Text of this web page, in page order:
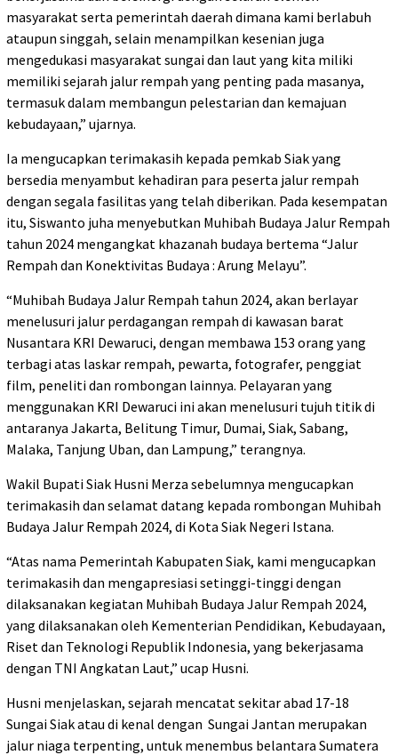
masyarakat serta pemerintah daerah dimana kami berlabuh
ataupun singgah, selain menampilkan kesenian juga
mengedukasi masyarakat sungai dan laut yang kita miliki
memiliki sejarah jalur rempah yang penting pada masanya,
termasuk dalam membangun pelestarian dan kemajuan
kebudayaan,” ujarnya.
Ia mengucapkan terimakasih kepada pemkab Siak yang
bersedia menyambut kehadiran para peserta jalur rempah
dengan segala fasilitas yang telah diberikan. Pada kesempatan
itu, Siswanto juha menyebutkan Muhibah Budaya Jalur Rempah
tahun 2024 mengangkat khazanah budaya bertema “Jalur
Rempah dan Konektivitas Budaya : Arung Melayu”.
“Muhibah Budaya Jalur Rempah tahun 2024, akan berlayar
menelusuri jalur perdagangan rempah di kawasan barat
Nusantara KRI Dewaruci, dengan membawa 153 orang yang
terbagi atas laskar rempah, pewarta, fotografer, penggiat
film, peneliti dan rombongan lainnya. Pelayaran yang
menggunakan KRI Dewaruci ini akan menelusuri tujuh titik di
antaranya Jakarta, Belitung Timur, Dumai, Siak, Sabang,
Malaka, Tanjung Uban, dan Lampung,” terangnya.
Wakil Bupati Siak Husni Merza sebelumnya mengucapkan
terimakasih dan selamat datang kepada rombongan Muhibah
Budaya Jalur Rempah 2024, di Kota Siak Negeri Istana.
“Atas nama Pemerintah Kabupaten Siak, kami mengucapkan
terimakasih dan mengapresiasi setinggi-tinggi dengan
dilaksanakan kegiatan Muhibah Budaya Jalur Rempah 2024,
yang dilaksanakan oleh Kementerian Pendidikan, Kebudayaan,
Riset dan Teknologi Republik Indonesia, yang bekerjasama
dengan TNI Angkatan Laut,” ucap Husni.
Husni menjelaskan, sejarah mencatat sekitar abad 17-18
Sungai Siak atau di kenal dengan Sungai Jantan merupakan
jalur niaga terpenting, untuk menembus belantara Sumatera